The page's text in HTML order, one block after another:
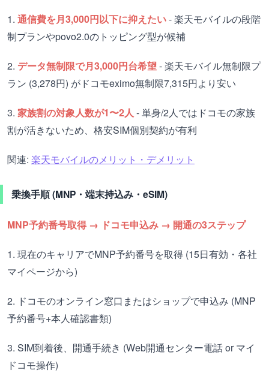
1. 通信費を月3,000円以下に抑えたい- 楽天モバイルの段階
制プランやpovo2.0のトッピング型が候補
2. データ無制限で月3,000円台希望- 楽天モバイル無制限プ
ラン (3,278円) がドコモeximo無制限7,315円より安い
3. 家族割の対象人数が1〜2人 - 単身/2人ではドコモの家族
割が活きないため、格安SIM個別契約が有利
関連: 楽天モバイルのメリット・デメリット
乗換手順 (MNP・端末持込み・eSIM)
MNP予約番号取得 → ドコモ申込み → 開通の3ステップ
1. 現在のキャリアでMNP予約番号を取得 (15日有効・各社
マイページから)
2. ドコモのオンライン窓口またはショップで申込み (MNP
予約番号+本人確認書類)
3. SIM到着後、開通手続き (Web開通センター電話 or マイ
ドコモ操作)